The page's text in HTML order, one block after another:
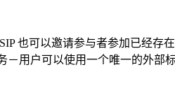
也可以邀请参与者参加已经存
用户可以使用一个唯一的外部